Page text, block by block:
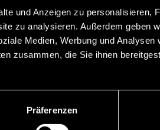
und Anzeigen zu personalisieren,
zu analysieren. Außerdem geben
Medien, Werbung und
zusammen, die Sie ihnen
Präferenzen